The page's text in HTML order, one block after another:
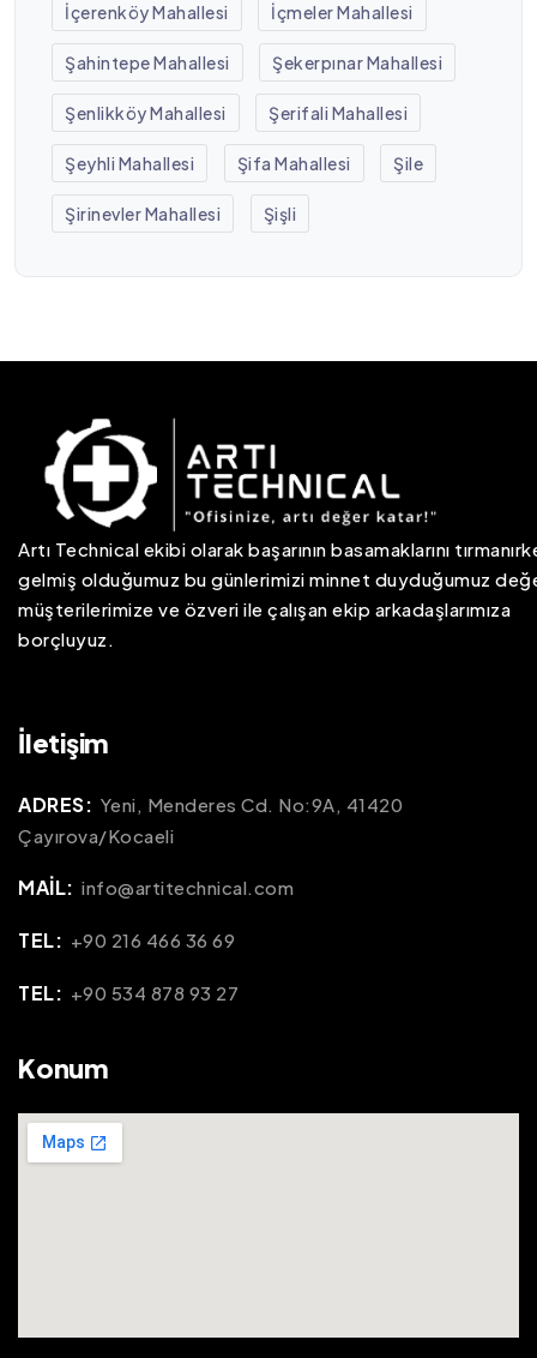
İçerenköy Mahallesi İçmeler Mahallesi
Şahintepe Mahallesi Şekerpınar Mahallesi
Şenlikköy Mahallesi Şerifali Mahallesi
Şeyhli Mahallesi Şifa Mahallesi Şile
Şirinevler Mahallesi Şişli
Artı Technical ekibi olarak başarının basamaklarını
gelmiş olduğumuz bu günlerimizi minnet duyduğumuz
müşterilerimize ve özveri ile çalışan ekip arkadaşlarımıza
borçluyuz.
İletişim
ADRES: Yeni, Menderes Cd. No:9A, 41420
Çayırova/Kocaeli
MAIL: info@artitechnical.com
TEL: +90 216 466 36 69
TEL: +90 534 878 93 27
Konum